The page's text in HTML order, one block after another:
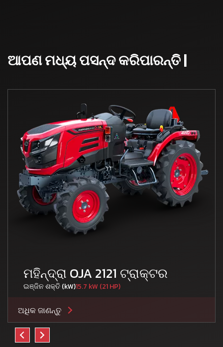
ଆପଣ ମଧ୍ୟ ପସନ୍ଦ କରିପାରନ୍ତି |
ମହିନ୍ଦ୍ରା OJA 2121 ଟ୍ରାକ୍ଟର
ଇଞ୍ଜିନ ଶକ୍ତି (kW)15.7 kW (21 HP)
ଅଧିକ ଜାଣନ୍ତୁ